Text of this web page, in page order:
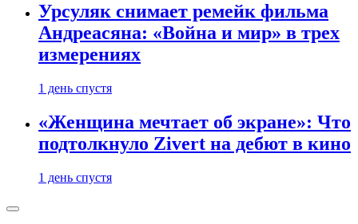
Урсуляк снимает ремейк фильма
Андреасяна: «Война и мир» в трех
измерениях
1 день спустя
«Женщина мечтает об экране»: Что
подтолкнуло Zivert на дебют в кино
1 день спустя